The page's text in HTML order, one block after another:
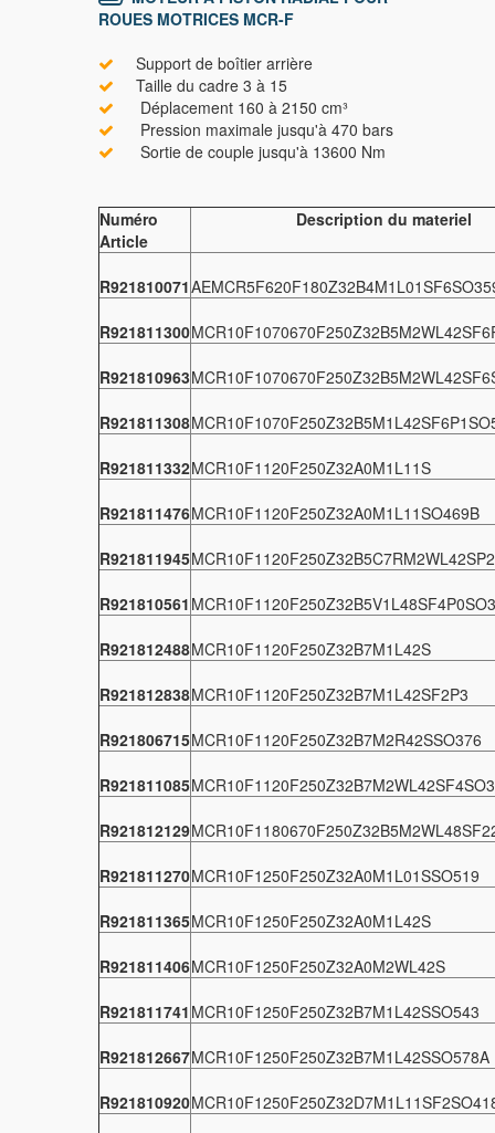
ROUES MOTRICES MCR-F
Support de boîtier arrière
Taille du cadre 3 à 15
Déplacement 160 à 2150 cm³
Pression maximale jusqu'à 470 bars
Sortie de couple jusqu'à 13600 Nm
Numéro
Article
Description du materiel
R921810071
R921811300
R921810963
R921811308
R921811332MCR10F1120F250Z32A0M1L11S
R921811476MCR10F1120F250Z32A0M1L11SO469B
R921811945MCR10F1120F250Z32B5C7RM2WL42SP2
R921810561
R921812488MCR10F1120F250Z32B7M1L42S
R921812838MCR10F1120F250Z32B7M1L42SF2P3
R921806715MCR10F1120F250Z32B7M2R42SSO376
R921811085
R921812129
R921811270MCR10F1250F250Z32A0M1L01SSO519
R921811365MCR10F1250F250Z32A0M1L42S
R921811406MCR10F1250F250Z32A0M2WL42S
R921811741 MCR10F1250F250Z32B7M1L42SSO543
R921812667MCR10F1250F250Z32B7M1L42SSO578A
R921810920